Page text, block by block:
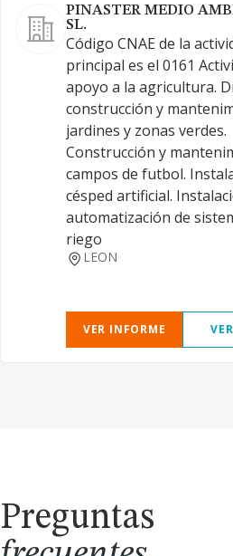
PINASTER MEDIO
SL.
Código CNAE de la
principal es el 0161
apoyo a la agricultura.
construcción y
jardines y zonas verdes.
Construcción y
campos de futbol.
césped artificial.
automatización de
riego
LEON
VER INFORME
Preguntas